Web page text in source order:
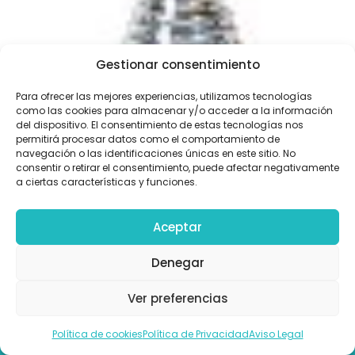
Gestionar consentimiento
Para ofrecer las mejores experiencias, utilizamos tecnologías
como las cookies para almacenar y/o acceder a la información
del dispositivo. El consentimiento de estas tecnologías nos
permitirá procesar datos como el comportamiento de
navegación o las identificaciones únicas en este sitio. No
consentir o retirar el consentimiento, puede afectar negativamente
a ciertas características y funciones.
Aceptar
Denegar
Ver preferencias
Política de cookiesPolítica de PrivacidadAviso Legal
Muelle Blanco
Llámanos